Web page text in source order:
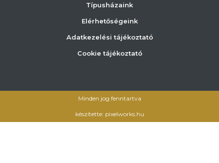
Típusházaink
Elérhetőségeink
Adatkezelési tájékoztató
Cookie tájékoztató
Minden jog fenntartva
készítette: pixelworks.hu